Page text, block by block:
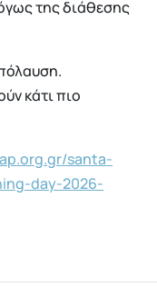
της διάθεσης
κάτι πιο
santa-
day-2026-